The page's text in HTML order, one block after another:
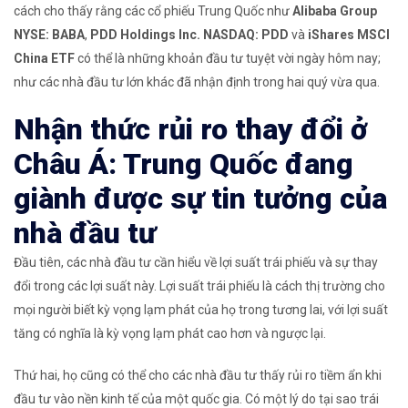
cách cho thấy rằng các cổ phiếu Trung Quốc nhưAlibaba Group
NYSE: BABA, PDD Holdings Inc. NASDAQ: PDD và iShares MSCI
China ETFcó thể là những khoản đầu tư tuyệt vời ngày hôm nay;
như các nhà đầu tư lớn khác đã nhận định trong hai quý vừa qua.
Nhận thức rủi ro thay đổi ở
Châu Á: Trung Quốc đang
giành được sự tin tưởng của
nhà đầu tư
Đầu tiên, các nhà đầu tư cần hiểu về lợi suất trái phiếu và sự thay
đổi trong các lợi suất này. Lợi suất trái phiếu là cách thị trường cho
mọi người biết kỳ vọng lạm phát của họ trong tương lai, với lợi suất
tăng có nghĩa là kỳ vọng lạm phát cao hơn và ngược lại.
Thứ hai, họ cũng có thể cho các nhà đầu tư thấy rủi ro tiềm ẩn khi
đầu tư vào nền kinh tế của một quốc gia. Có một lý do tại sao trái